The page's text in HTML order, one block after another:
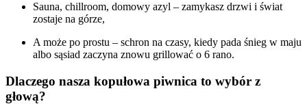
Sauna, chillroom, domowy azyl – zamykasz drzwi i świat
zostaje na górze,
A może po prostu – schron na czasy, kiedy pada śnieg w maju
albo sąsiad zaczyna znowu grillować o 6 rano.
Dlaczego nasza kopułowa piwnica to wybór z
głową?